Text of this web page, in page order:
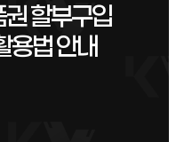
할부구입
용법 안내